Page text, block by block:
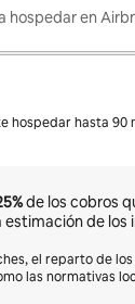
hospedar en
hospedar hasta 90
de los cobros
estimación de los
el reparto de
las normativas